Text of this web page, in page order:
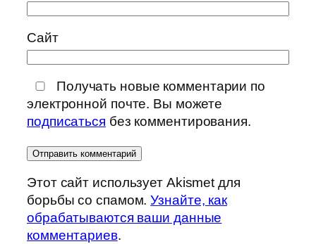
Сайт
Получать новые комментарии по
электронной почте. Вы можете
подписаться без комментирования.
Этот сайт использует Akismet для
борьбы со спамом.Узнайте, как
обрабатываются ваши данные
комментариев.